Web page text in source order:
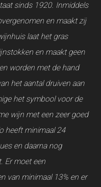
sinds 1920. Inmiddels
en maakt zij
laat het gras
en maakt geen
worden met de hand
het aantal druiven aan
het symbool voor de
wijn met een zeer goed
heeft minimaal 24
en daarna nog
Er moet een
van minimaal 13% en er